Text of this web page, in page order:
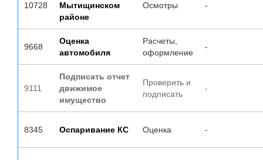
10728
Мытищинском
районе
Осмотры -
9668
Оценка
автомобиля
Расчеты,
оформление
-
9111
Подписать отчет
движимое
имущество
Проверить и
подписать
-
8345 Оспаривание КС Оценка -